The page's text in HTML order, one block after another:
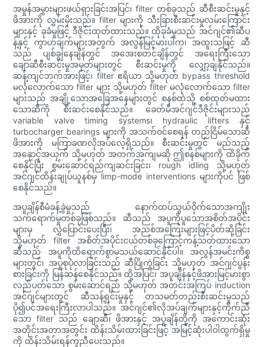
အမှုန်အမွှားများဖယ်ရှားခြင်းအပြင်၊ filter တစ်ခုသည် ဆီစီးဆင်းမှုနှင့်
ဖိအားကို လွှမ်းမိုးသည်။ filter များကို သီးခြားစီးဆင်းမှုလမ်းကြောင်း
များနှင့် ခုခံမှုဖြင့် ဒီဇိုင်းထုတ်ထားသည်။ ထိုခုခံမှုသည် အင်ဂျင်၏ဆီပ
န့်နှင့် ကွာဟချက်များအတွက် အလွန်မြင့်မားပါက၊ အထူးသဖြင့် ဆီ
သည် ပျစ်ချွဲနေချိန်တွင် အအေးစတင်ချိန်တွင် အရေးကြီးသော
ချောဆီစီးဆင်းမှုအမှတ်များတွင် စီးဆင်းမှုကို လျှော့ချနိုင်သည်။
ဆန့်ကျင်ဘက်အားဖြင့်၊ filter ဧရိယာ သို့မဟုတ် bypass threshold
မလုံလောက်သော filter များ သို့မဟုတ် filter မလုံလောက်သော filter
များသည် အချို့သောအခြေအနေများတွင် စနစ်ထဲသို့ စစ်ထုတ်မထား
သောဆီကို စီးဆင်းစေနိုင်သည်။ ခေတ်မီအင်ဂျင်ဒီဇိုင်းများသည်
variable valve timing systems၊ hydraulic lifters နှင့်
turbocharger bearings များကို အသက်ဝင်စေရန် တည်ငြိမ်သောဆီ
ဖိအားကို မကြာခဏလိုအပ်လေ့ရှိသည်။ စီးဆင်းမှုတွင် မည်သည့်
အနှောင့်အယှက် သို့မဟုတ် အတက်အကျမဆို ဤစနစ်များကို ထိခိုက်
စေနိုင်ပြီး စွမ်းဆောင်ရည်ကျဆင်းခြင်း၊ rough idling သို့မဟုတ်
အင်ဂျင်ထိန်းချုပ်ယူနစ်မှ limp-mode interventions များကိုပင် ဖြစ်
စေနိုင်သည်။
အပူချိန်စီမံခန့်ခွဲမှုသည် နောက်ထပ်သွယ်ဝိုက်သောအကျိုး
သက်ရောက်မှုတစ်ခုဖြစ်သည်။ ဆီသည် အပူကိုပူသောအစိတ်အပိုင်း
များမှ လွှဲပြောင်းပေးပြီး၊ အညစ်အကြေးများဖြင့်ပိတ်ဆို့ခြင်း
သို့မဟုတ် filter အစိတ်အပိုင်းငယ်တစ်ခုကြောင့်ကန့်သတ်ထားသော
ဆီသည် အပူကိုထိရောက်စွာမသယ်ဆောင်နိုင်ပါ။ အလွန်အမင်းကိစ္စ
များတွင်၊ အပူစုပုံလာခြင်းသည် ဆီပြိုကွဲခြင်း သို့မဟုတ် အင်ဂျင်ပွန်း
စားခြင်းကို မြန်ဆန်စေနိုင်သည်။ ထို့အပြင်၊ အပူချိန်နှင့်ဖိအားမြင့်မားစွာ
လည်ပတ်သော စွမ်းဆောင်ရည် သို့မဟုတ် အတင်းအကြပ် induction
အင်ဂျင်များတွင် ဆီသန့်ရှင်းမှုနှင့် တသမတ်တည်းစီးဆင်းမှုသည်
ပို၍ပင်အရေးကြီးလာပါသည်။ အင်ဂျင်၏လိုအပ်ချက်များနှင့်ကိုက်ညီ
သော filter သည် ချောဆီ၊ ဖိအားနှင့် အပူချိန်တို့ကို အကောင်းဆုံး
အတိုင်းအတာအတွင်း ထိန်းသိမ်းထားခြင်းဖြင့် အမြင့်ဆုံးပါဝါထွက်ရှိမှု
ကို ထိန်းသိမ်းရန်ကူညီပေးသည်။